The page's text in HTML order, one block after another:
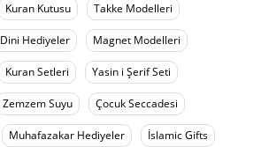
Kuran Kutusu Takke Modelleri
Dini Hediyeler Magnet Modelleri
Kuran Setleri Yasin i Şerif Seti
Zemzem Suyu Çocuk Seccadesi
Muhafazakar Hediyeler İslamic Gifts